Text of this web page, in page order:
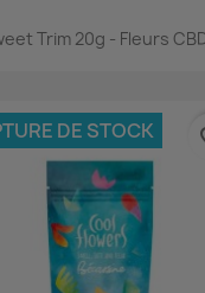
Aperçu rapide
Trim 20g - Fleurs
DE STOCK